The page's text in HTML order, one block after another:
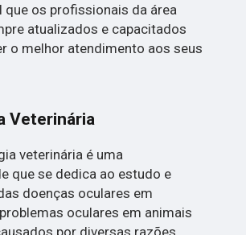
que os profissionais da área
atualizados e capacitados
o melhor atendimento aos seus
Veterinária
veterinária é uma
que se dedica ao estudo e
doenças oculares em
oculares em animais